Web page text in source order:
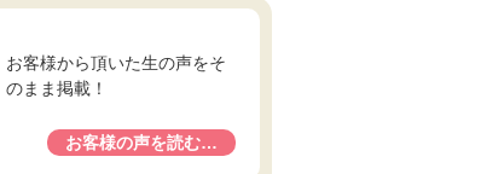
お客様から頂いた生の声をそ
のまま掲載！
お客様の声を読む…